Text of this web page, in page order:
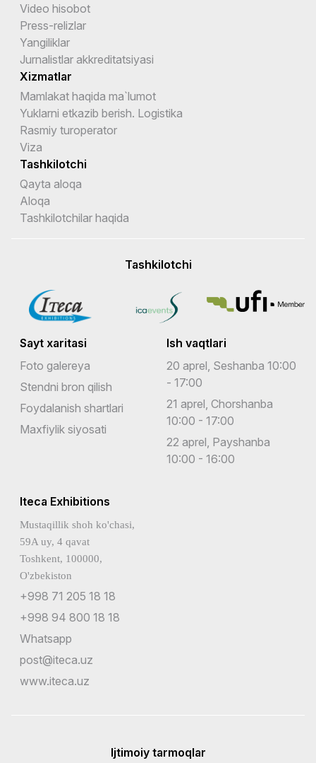
Video hisobot
Press-relizlar
Yangiliklar
Jurnalistlar akkreditatsiyasi
Xizmatlar
Mamlakat haqida ma`lumot
Yuklarni etkazib berish. Logistika
Rasmiy turoperator
Viza
Tashkilotchi
Qayta aloqa
Aloqa
Tashkilotchilar haqida
Tashkilotchi
Sayt xaritasi
Foto galereya
Stendni bron qilish
Foydalanish shartlari
Maxfiylik siyosati
Ish vaqtlari
20 aprel, Seshanba 10:00
- 17:00
21 aprel, Chorshanba
10:00 - 17:00
22 aprel, Payshanba
10:00 - 16:00
Iteca Exhibitions
Mustaqillik shoh ko'chasi,
59A uy, 4 qavat
Toshkent, 100000,
O'zbekiston
+998 71 205 18 18
+998 94 800 18 18
Whatsapp
post@iteca.uz
www.iteca.uz
Ijtimoiy tarmoqlar